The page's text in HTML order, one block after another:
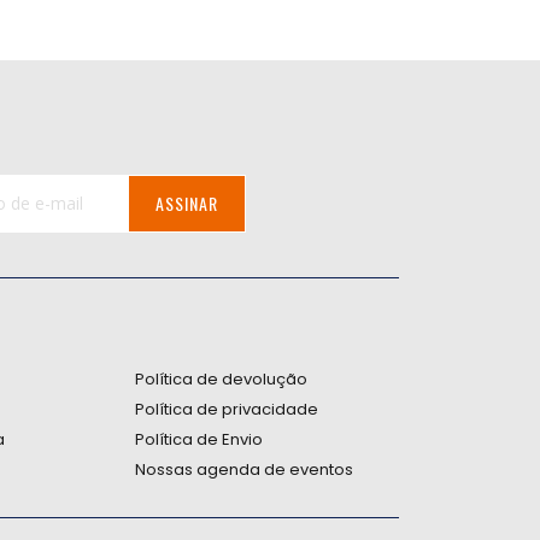
ASSINAR
Política de devolução
Política de privacidade
Política de Envio
Nossas agenda de eventos